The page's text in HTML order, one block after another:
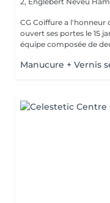
CG Coiffure a l'honneur
ouvert ses portes le 15 janvier 2000. Nous
équipe composée de
Manucure + Vernis